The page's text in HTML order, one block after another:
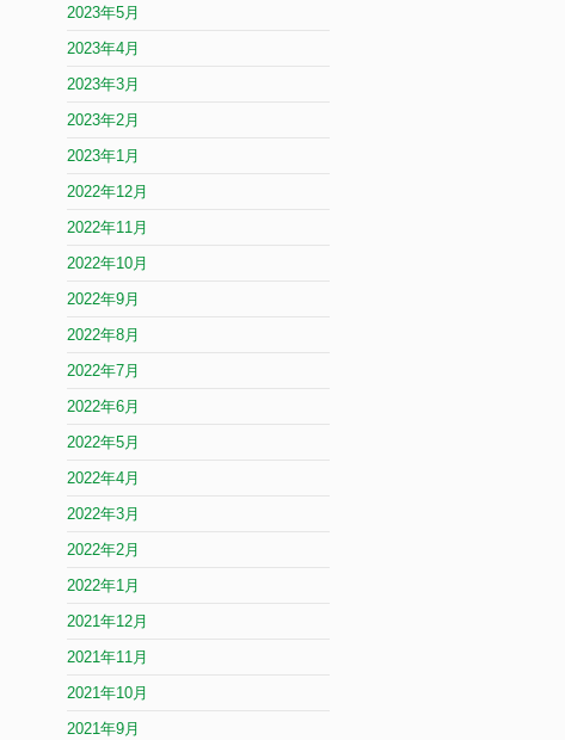
2023年5月
2023年4月
2023年3月
2023年2月
2023年1月
2022年12月
2022年11月
2022年10月
2022年9月
2022年8月
2022年7月
2022年6月
2022年5月
2022年4月
2022年3月
2022年2月
2022年1月
2021年12月
2021年11月
2021年10月
2021年9月